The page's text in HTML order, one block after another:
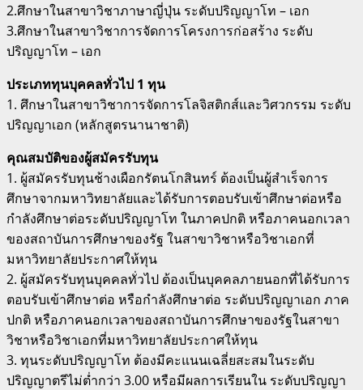
2.ศึกษาในสาขาวิชาภาษาญี่ปุ่น ระดับปริญญาโท – เอก
3.ศึกษาในสาขาวิชาการจัดการโครงการก่อสร้าง ระดับ
ปริญญาโท – เอก
ประเภททุนบุคคลทั่วไป 1 ทุน
1. ศึกษาในสาขาวิชาการจัดการโลจิสติกส์และวิศวกรรม ระดับ
ปริญญาเอก (หลักสูตรนานาชาติ)
คุณสมบัติของผู้สมัครรับทุน
1. ผู้สมัครรับทุนช้างเผือกรัตนโกสินทร์ ต้องเป็นผู้สำเร็จการ
ศึกษาจากมหาวิทยาลัยและได้รับการตอบรับเข้าศึกษาต่อหรือ
กำลังศึกษาต่อระดับปริญญาโท ในภาคปกติ หรือภาคนอกเวลา
ของสถาบันการศึกษาของรัฐ ในสาขาวิชาหรือวิชาเอกที่
มหาวิทยาลัยประกาศให้ทุน
2. ผู้สมัครรับทุนบุคคลทั่วไป ต้องเป็นบุคคลภายนอกที่ได้รับการ
ตอบรับเข้าศึกษาต่อ หรือกำลังศึกษาต่อ ระดับปริญญาเอก ภาค
ปกติ หรือภาคนอกเวลาของสถาบันการศึกษาของรัฐในสาขา
วิชาหรือวิชาเอกที่มหาวิทยาลัยประกาศให้ทุน
3. ทุนระดับปริญญาโท ต้องมีคะแนนเฉลี่ยสะสมในระดับ
ปริญญาตรีไม่ต่ำกว่า 3.00 หรือมีผลการเรียนใน ระดับปริญญา